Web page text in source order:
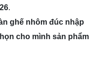
.
ghế nhôm đúc nhập
cho mình sản phẩm